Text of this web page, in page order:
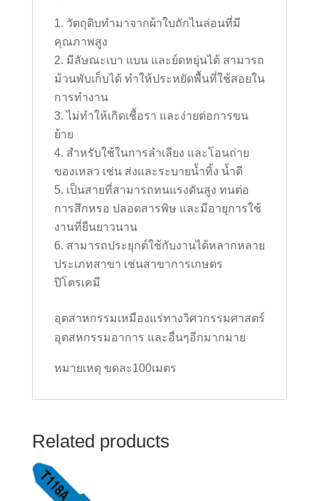
วัตถุดิบทำมาจากผ้าใบถักไนล่อนที่มี
คุณภาพสูง
มีลัษณะเบา แบน และย์ดหยุ่นได้ สามารถ
ม้วนพับเก็บได้ ทำให้ประหยัดพื้นที่ใช้สอยใน
การทำงาน
ไม่ทำให้เกิดเชื้อรา และง่ายต่อการขน
ย้าย
สำหรับใช้ในการลำเลียง และโอนถ่าย
ของเหลว เช่น ส่งและระบายน้ำทิ้ง น้ำดี
เป็นสายที่สามารถทนแรงดันสูง ทนต่อ
การสึกหรอ ปลอดสารพิษ และมีอายุการใช้
งานที่ยืนยาวนาน
สามารถประยุกต์ใช้กับงานได้หลากหลาย
ประเภทสาขา เช่นสาขาการเกษตร
ปิโตรเคมี
อุตสาหกรรมเหมืองแร่ทางวิศวกรรมศาสตร์
อุตสหกรรมอาการ และอื่นๆอีกมากมาย
หมายเหตุ ขดละ100เมตร
Related products